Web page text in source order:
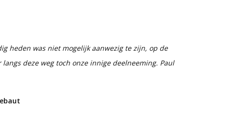
heden was niet mogelijk aanwezig te zijn, op de
deze weg toch onze innige deelneeming. Paul